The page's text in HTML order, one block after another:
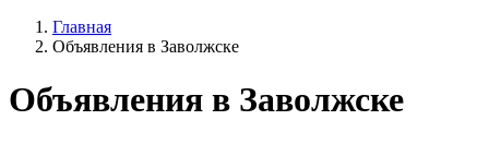
Главная
Объявления в Заволжске
Объявления в Заволжске